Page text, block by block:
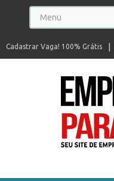
Cadastrar Vaga! 100% Grátis